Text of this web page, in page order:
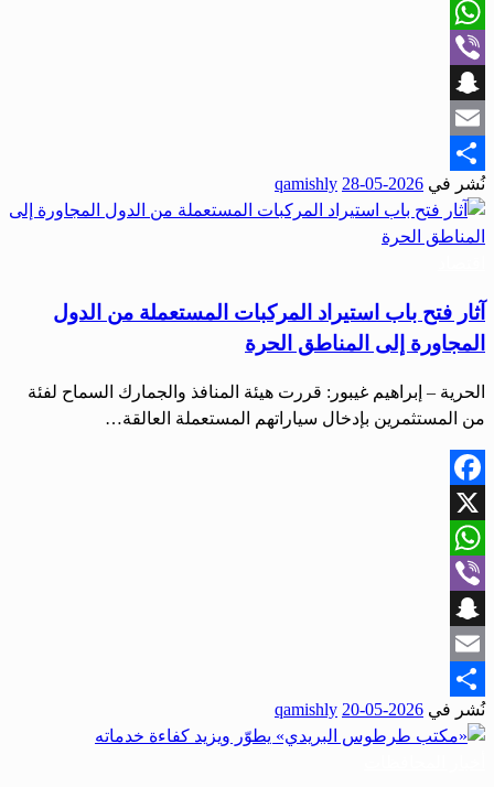
X
WhatsApp
Viber
Snapchat
Email
Share
نُشر في 2026-05-28
qamishly
آثار فتح باب استيراد المركبات المستعملة من الدول
المجاورة إلى المناطق الحرة
الحرية – إبراهيم غيبور: قررت هيئة المنافذ والجمارك السماح لفئة
من المستثمرين بإدخال سياراتهم المستعملة العالقة…
Facebook
X
WhatsApp
Viber
Snapchat
Email
Share
نُشر في 2026-05-20
qamishly